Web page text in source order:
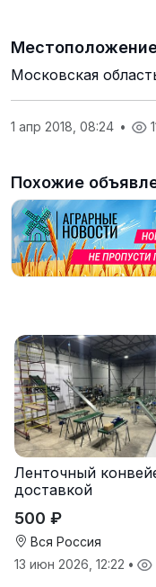
Московская
1 апр 2018, 08:24 •
Похожие
Ленточный
доставкой
500 ₽
Вся Россия
13 июн 2026, 12:22 •